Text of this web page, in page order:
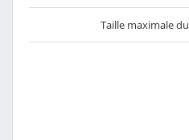
Taille maximale